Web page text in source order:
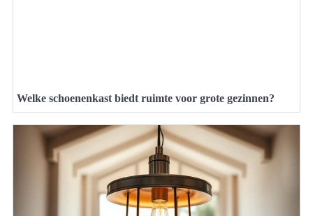
Welke schoenenkast biedt ruimte voor grote gezinnen?